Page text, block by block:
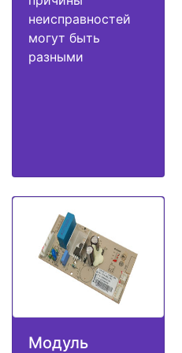
неисправностей
могут быть
разными
Модуль